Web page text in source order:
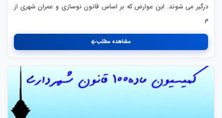
درگیر می شوند. این عوارض که بر اساس قانون نوسازی و عمران شهری از
م
مشاهده مطلب